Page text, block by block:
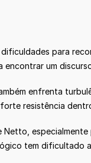
para
um
enfrenta
resistência
tem dificultado